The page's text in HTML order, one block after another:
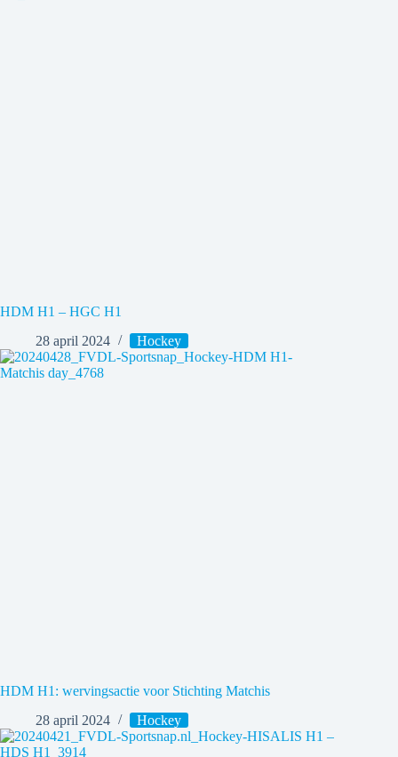
HDM H1 – HGC H1
28 april 2024
Hockey
HDM H1: wervingsactie voor Stichting Matchis
28 april 2024
Hockey